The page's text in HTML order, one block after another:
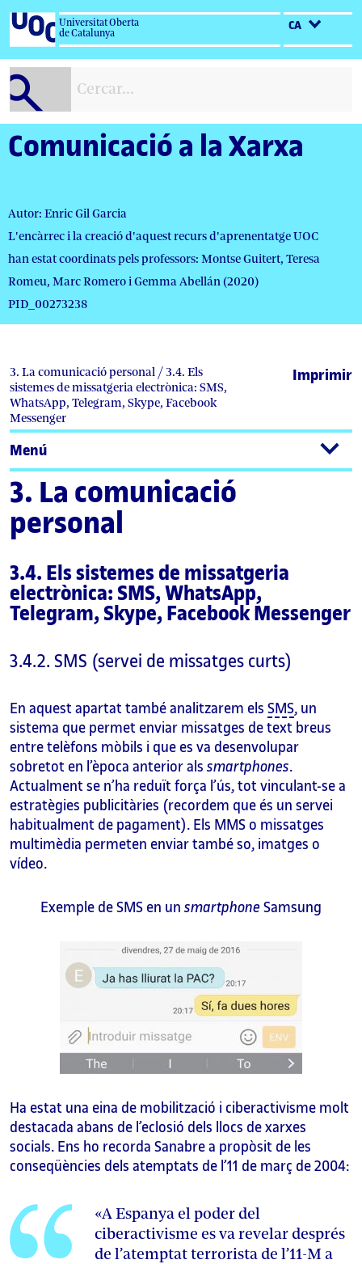
Salta
contingut
Universitat Oberta
de Catalunya
CA
Comunicació a la Xarxa
Autor: Enric Gil Garcia
L'encàrrec i la creació d'aquest recurs d'aprenentatge UOC
han estat coordinats pels professors: Montse Guitert, Teresa
Romeu, Marc Romero i Gemma Abellán (2020)
PID_00273238
3. La comunicació personal / 3.4. Els
sistemes de missatgeria electrònica: SMS,
WhatsApp, Telegram, Skype, Facebook
Messenger
Imprimir
Menú
3. La comunicació
personal
3.4. Els sistemes de missatgeria
electrònica: SMS, WhatsApp,
Telegram, Skype, Facebook Messenger
3.4.2. SMS (servei de missatges curts)
En aquest apartat també analitzarem els SMS, un
sistema que permet enviar missatges de text breus
entre telèfons mòbils i que es va desenvolupar
sobretot en l’època anterior als smartphones.
Actualment se n’ha reduït força l’ús, tot vinculant-se a
estratègies publicitàries (recordem que és un servei
habitualment de pagament). Els MMS o missatges
multimèdia permeten enviar també so, imatges o
vídeo.
Exemple de SMS en un smartphone Samsung
Ha estat una eina de mobilització i ciberactivisme molt
destacada abans de l’eclosió dels llocs de xarxes
socials. Ens ho recorda Sanabre a propòsit de les
conseqüències dels atemptats de l’11 de març de 2004:
«A Espanya el poder del
ciberactivisme es va revelar després
de l’atemptat terrorista de l’11-M a